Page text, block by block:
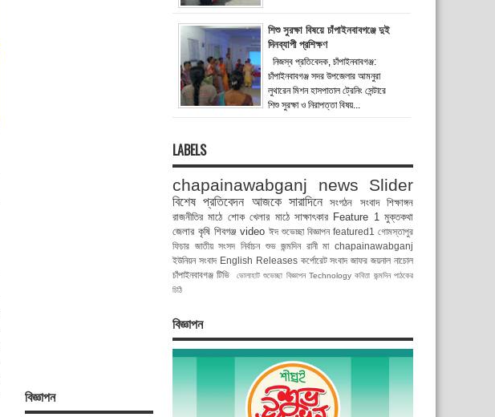
বিজ্ঞাপন
শিশু সুরক্ষা বিষয়ে চাঁপাইনবাবগঞ্জে দুই
দিনব্যাপী প্রশিক্ষণ
নিজস্ব প্রতিবেদক, চাঁপাইনবাবগঞ্জ:
চাঁপাইনবাবগঞ্জ সদর উপজেলার আমনুরা
লুথারেন মিশন হাসপাতাল ট্রেনিং সেন্টারে
শিশু সুরক্ষা ও নিরাপত্তা বিষয়...
LABELS
chapainawabganj news Slider
বিশেষ প্রতিবেদন আজকে সারাদিনে সংগঠন সংবাদ
শিক্ষাঙ্গন
রাজনীতির মাঠে শোক খেলার মাঠে সাক্ষাৎকার Feature 1 মুক্তকথা
জেলার কৃষি শিবগঞ্জ video ঈদ শুভেচ্ছা বিজ্ঞাপন featured1 গোমস্তাপুর
ফিচার জাতীয় সংসদ নির্বাচন শুভ জন্মদিন রানী মা chapainawabganj
ইউনিয়ন সংবাদ English Releases কর্পোরেট সংবাদ জাফর জয়নাল নাচোল
চাঁপাইনবাবগঞ্জ টিভি
ভোলাহাট শুভেচ্ছা বিজ্ঞাপন Technology কবিতা জন্মদিন পাঠকের
চিঠি
বিজ্ঞাপন